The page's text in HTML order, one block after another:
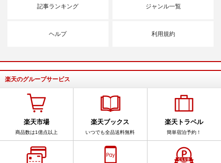
記事ランキング ジャンル一覧
ヘルプ 利用規約
楽天のグループサービス
楽天市場
商品数は1億点以上
楽天ブックス
いつでも全品送料無料
楽天トラベル
簡単宿泊予約！